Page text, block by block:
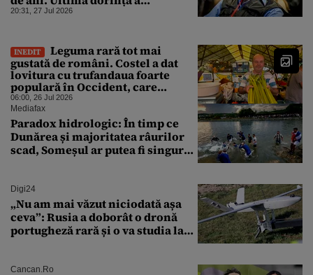
„Doctorului morții”
20:31, 27 Jul 2026
INEDIT
Leguma rară tot mai
gustată de români. Costel a dat
lovitura cu trufandaua foarte
populară în Occident, care
schimbă savoarea unui desert
06:00, 26 Jul 2026
Mediafax
Paradox hidrologic: În timp ce
Dunărea și majoritatea râurilor
scad, Someșul ar putea fi singurul
Digi24
„Nu am mai văzut niciodată așa
ceva”: Rusia a doborât o dronă
portugheză rară și o va studia la
Cancan.ro